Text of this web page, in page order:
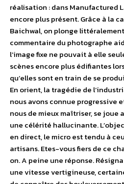
réalisation : dans Manufactured
encore plus présent. Grâce à la
Baichwal, on plonge
commentaire du photographe
l’image fixe ne pouvait à elle
scènes encore plus édifiantes
qu’elles sont en train de se
En orient, la tragédie de
nous avons connue progressive
nous de mieux maîtriser, se
une célérité hallucinante.
en direct, le micro est tendu à
artisans. Etes-vous fiers de ce
on. A peine une réponse.
une vitesse vertigineuse,